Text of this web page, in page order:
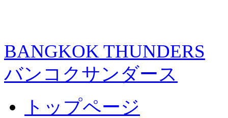
BANGKOK THUNDERS
バンコクサンダース
トップページ